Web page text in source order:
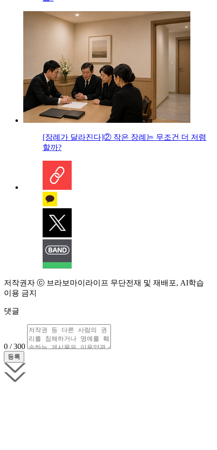
[장례가 달라진다]② 작은 장례는 무조건 더 저렴
할까?
저작권자 ⓒ 브라보마이라이프 무단전재 및 재배포, AI학습
이용 금지
댓글
0 / 300